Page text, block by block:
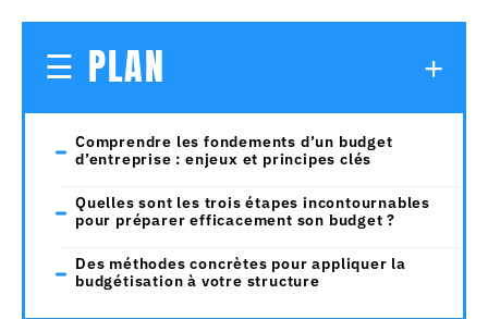
PLAN
Comprendre les fondements d’un budget
d’entreprise : enjeux et principes clés
Quelles sont les trois étapes incontournables
pour préparer efficacement son budget ?
Des méthodes concrètes pour appliquer la
budgétisation à votre structure